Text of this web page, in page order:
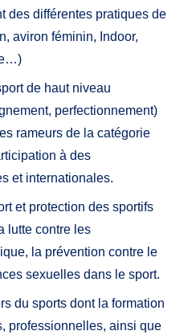
des différentes pratiques de
aviron féminin, Indoor,
de haut niveau
perfectionnement)
rameurs de la catégorie
à des
et internationales.
et protection des sportifs
lutte contre les
la prévention contre le
sexuelles dans le sport.
du sports dont la formation
professionnelles, ainsi que